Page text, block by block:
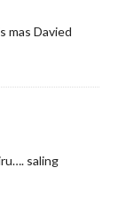
mas Davied
saling